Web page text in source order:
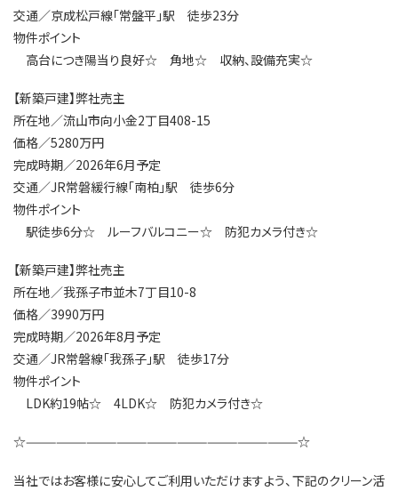
交通／京成松戸線「常盤平」駅 徒歩23分
物件ポイント
高台につき陽当り良好☆ 角地☆ 収納、設備充実☆
【新築戸建】弊社売主
所在地／流山市向小金2丁目408-15
価格／5280万円
完成時期／2026年6月予定
交通／JR常磐緩行線「南柏」駅 徒歩6分
物件ポイント
駅徒歩6分☆ ルーフバルコニー☆ 防犯カメラ付き☆
【新築戸建】弊社売主
所在地／我孫子市並木7丁目10-8
価格／3990万円
完成時期／2026年8月予定
交通／JR常磐線「我孫子」駅 徒歩17分
物件ポイント
LDK約19帖☆ 4LDK☆ 防犯カメラ付き☆
☆———————————————————————————☆
当社ではお客様に安心してご利用いただけますよう、下記のクリーン活